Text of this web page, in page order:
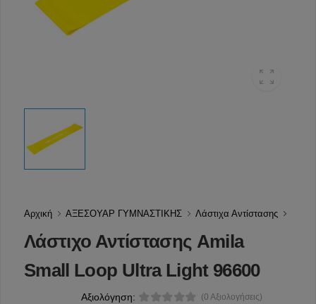
Αρχική ΑΞΕΣΟΥΑΡ ΓΥΜΝΑΣΤΙΚΗΣ Λάστιχα Αντίστασης
Λάστιχο Αντίστασης Amila
Small Loop Ultra Light 96600
Αξιολόγηση: (0 Αξιολογήσεις)